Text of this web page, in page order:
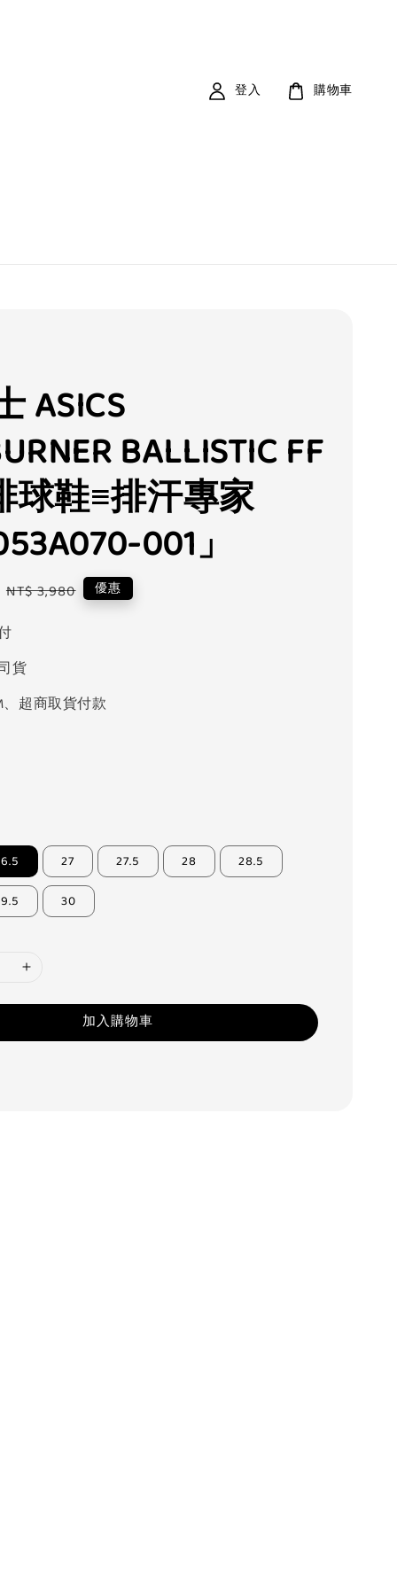
登入 購物車
ASICS
BALLISTIC FF
球鞋≡排汗專家
001」
Regular
NT$ 3,980 優惠
貨
、超商取貨付款
27 27.5 28 28.5
30
加入購物車